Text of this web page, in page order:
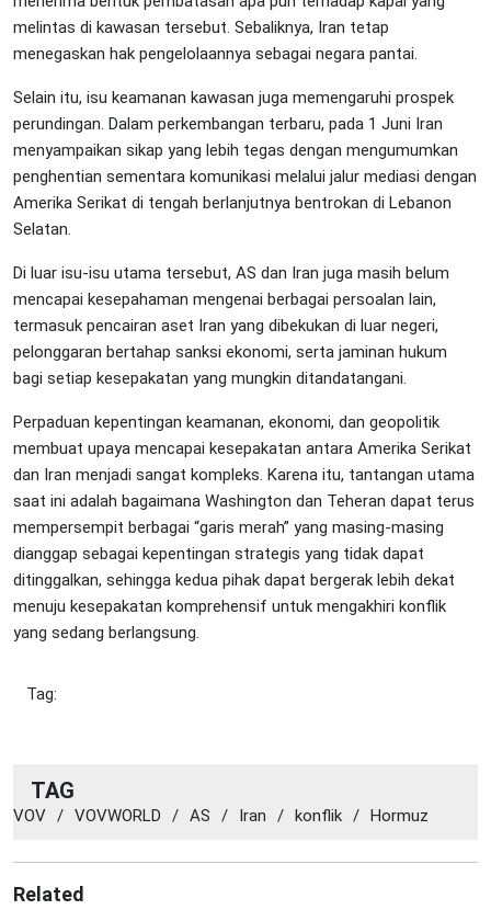
melintas di kawasan tersebut. Sebaliknya, Iran tetap
menegaskan hak pengelolaannya sebagai negara pantai.
Selain itu, isu keamanan kawasan juga memengaruhi prospek
perundingan. Dalam perkembangan terbaru, pada 1 Juni Iran
menyampaikan sikap yang lebih tegas dengan mengumumkan
penghentian sementara komunikasi melalui jalur mediasi dengan
Amerika Serikat di tengah berlanjutnya bentrokan di Lebanon
Selatan.
Di luar isu-isu utama tersebut, AS dan Iran juga masih belum
mencapai kesepahaman mengenai berbagai persoalan lain,
termasuk pencairan aset Iran yang dibekukan di luar negeri,
pelonggaran bertahap sanksi ekonomi, serta jaminan hukum
bagi setiap kesepakatan yang mungkin ditandatangani.
Perpaduan kepentingan keamanan, ekonomi, dan geopolitik
membuat upaya mencapai kesepakatan antara Amerika Serikat
dan Iran menjadi sangat kompleks. Karena itu, tantangan utama
saat ini adalah bagaimana Washington dan Teheran dapat terus
mempersempit berbagai “garis merah” yang masing-masing
dianggap sebagai kepentingan strategis yang tidak dapat
ditinggalkan, sehingga kedua pihak dapat bergerak lebih dekat
menuju kesepakatan komprehensif untuk mengakhiri konflik
yang sedang berlangsung.
Tag:
TAG
VOV / VOVWORLD / AS / Iran / konflik / Hormuz
Related